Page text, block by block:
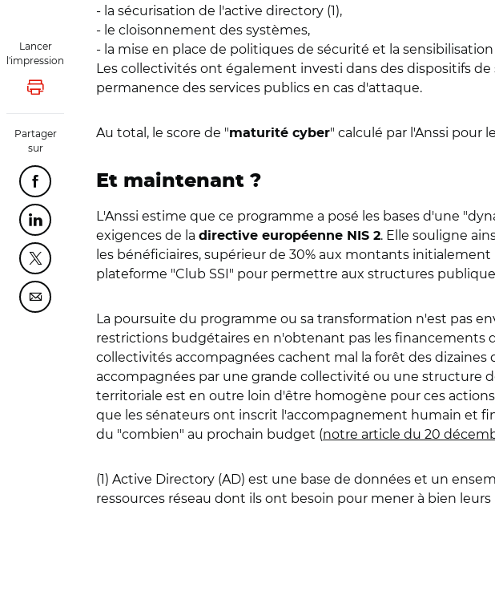
Lancer
l'impression
Lancer l'impression
Partager
sur
Partager cette page sur Facebook
Partager cette page sur Linkedin
Partager cette page sur Twitter
Partager cette page sur Courriel
- la sécurisation de l'active directory (1),
- le cloisonnement des systèmes,
- la mise en place de politiques de sécurité et la
Les collectivités ont également investi dans des dispositifs
permanence des services publics en cas d'attaque.
Au total, le score de "maturité cyber" calculé par l'Anssi pour
Et maintenant ?
L'Anssi estime que ce programme a posé les bases d'une
exigences de la directive européenne NIS 2. Elle souligne
les bénéficiaires, supérieur de 30% aux montants
plateforme "Club SSI" pour permettre aux structures
La poursuite du programme ou sa transformation n'est pas
restrictions budgétaires en n'obtenant pas les financements
collectivités accompagnées cachent mal la forêt des
accompagnées par une grande collectivité ou une structure
territoriale est en outre loin d'être homogène pour ces
que les sénateurs ont inscrit l'accompagnement humain et
du "combien" au prochain budget (notre article du 20
(1) Active Directory (AD) est une base de données et un
ressources réseau dont ils ont besoin pour mener à bien leurs